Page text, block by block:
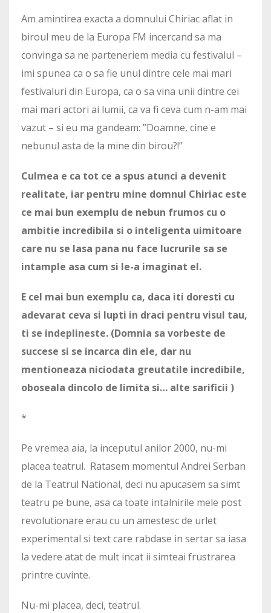
Am amintirea exacta a domnului Chiriac aflat in
biroul meu de la Europa FM incercand sa ma
convinga sa ne parteneriem media cu festivalul –
imi spunea ca o sa fie unul dintre cele mai mari
festivaluri din Europa, ca o sa vina unii dintre cei
mai mari actori ai lumii, ca va fi ceva cum n-am mai
vazut – si eu ma gandeam: ”Doamne, cine e
nebunul asta de la mine din birou?!”
Culmea e ca tot ce a spus atunci a devenit
realitate, iar pentru mine domnul Chiriac este
ce mai bun exemplu de nebun frumos cu o
ambitie incredibila si o inteligenta uimitoare
care nu se lasa pana nu face lucrurile sa se
intample asa cum si le-a imaginat el.
E cel mai bun exemplu ca, daca iti doresti cu
adevarat ceva si lupti in draci pentru visul tau,
ti se indeplineste. (Domnia sa vorbeste de
succese si se incarca din ele, dar nu
mentioneaza niciodata greutatile incredibile,
oboseala dincolo de limita si… alte sarificii )
*
Pe vremea aia, la inceputul anilor 2000, nu-mi
placea teatrul. Ratasem momentul Andrei Serban
de la Teatrul National, deci nu apucasem sa simt
teatru pe bune, asa ca toate intalnirile mele post
revolutionare erau cu un amestesc de urlet
experimental si text care rabdase in sertar sa iasa
la vedere atat de mult incat ii simteai frustrarea
printre cuvinte.
Nu-mi placea, deci, teatrul.